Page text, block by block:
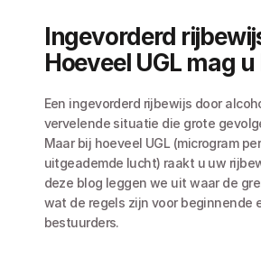
Ingevorderd
Hoeveel UGL mag
Een ingevorderd rijbewijs door
vervelende situatie die grote
Maar bij hoeveel UGL (microgram
uitgeademde lucht) raakt u uw
deze blog leggen we uit waar de
wat de regels zijn voor beginnende
bestuurders.